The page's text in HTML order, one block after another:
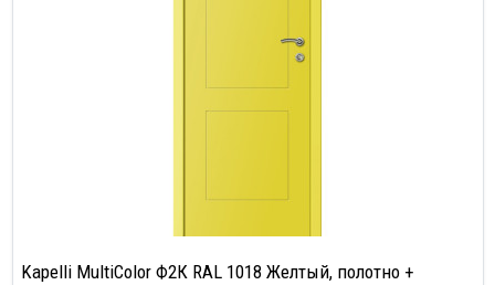
Kapelli MultiColor Ф2К RAL 1018 Желтый, полотно +